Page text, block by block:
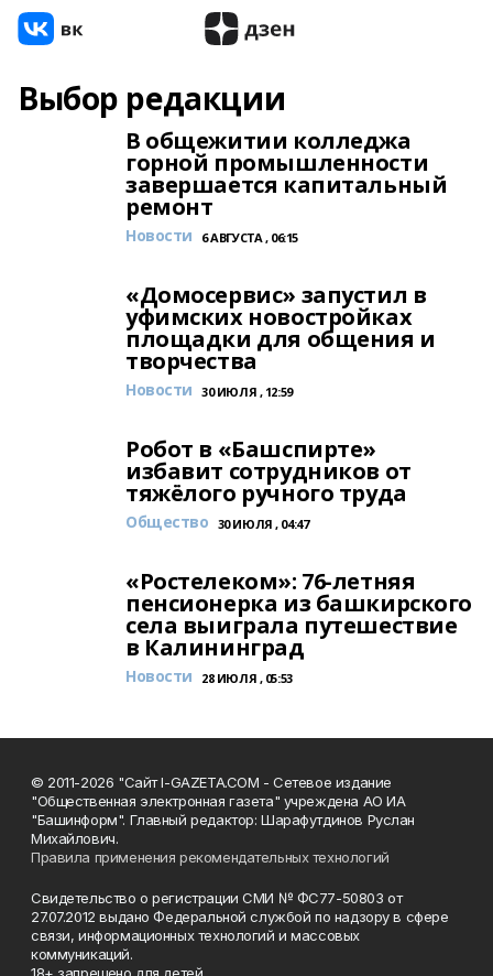
Выбор редакции
В общежитии колледжа
горной промышленности
завершается капитальный
ремонт
Новости 6 АВГУСТА , 06:15
«Домосервис» запустил в
уфимских новостройках
площадки для общения и
творчества
Новости 30 ИЮЛЯ , 12:59
Робот в «Башспирте»
избавит сотрудников от
тяжёлого ручного труда
Общество 30 ИЮЛЯ , 04:47
«Ростелеком»: 76-летняя
пенсионерка из башкирского
села выиграла путешествие
в Калининград
Новости 28 ИЮЛЯ , 05:53
© 2011-2026 "Сайт I-GAZETA.COM - Сетевое издание
"Общественная электронная газета" учреждена АО ИА
"Башинформ". Главный редактор: Шарафутдинов Руслан
Михайлович.
Правила применения рекомендательных технологий
Свидетельство о регистрации СМИ № ФС77-50803 от
27.07.2012 выдано Федеральной службой по надзору в сфере
связи, информационных технологий и массовых
коммуникаций.